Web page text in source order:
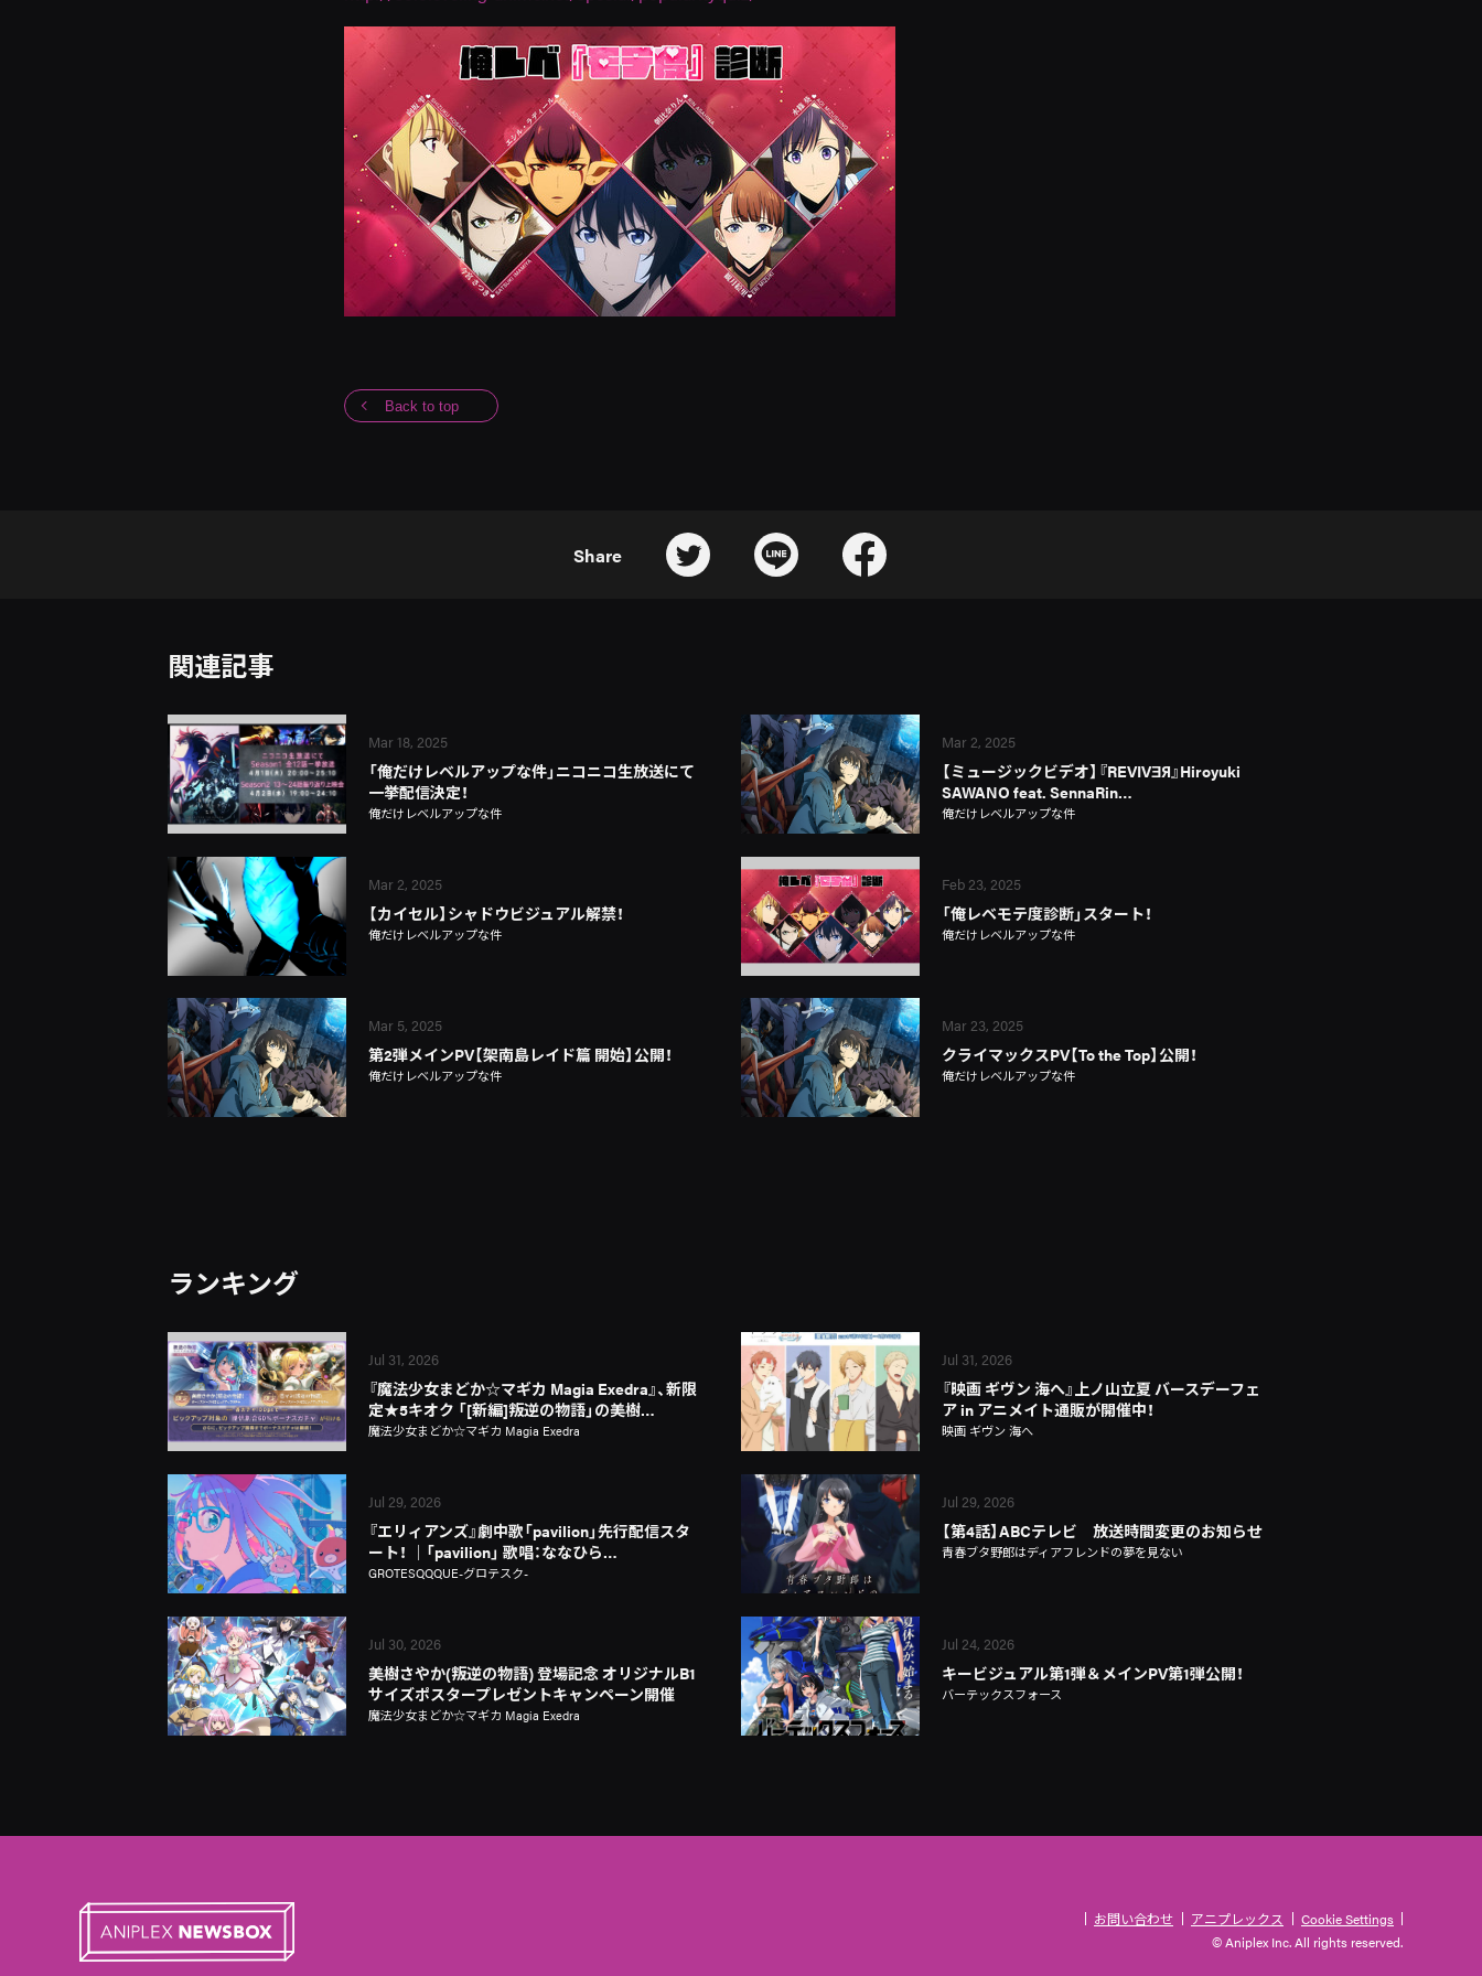
Back to top
Share
関連記事
Mar 18, 2025
「俺だけレベルアップな件」ニコニコ生放送にて
一挙配信決定！
俺だけレベルアップな件
Mar 2, 2025
【ミュージックビデオ】『REVIVƎЯ』Hiroyuki
SAWANO feat. SennaRin…
俺だけレベルアップな件
Mar 2, 2025
【カイセル】シャドウビジュアル解禁！
俺だけレベルアップな件
Feb 23, 2025
「俺レベモテ度診断」スタート！
俺だけレベルアップな件
Mar 5, 2025
第2弾メインPV【架南島レイド篇 開始】公開！
俺だけレベルアップな件
Mar 23, 2025
クライマックスPV【To the Top】公開！
俺だけレベルアップな件
ランキング
Jul 31, 2026
『魔法少女まどか☆マギカ Magia Exedra』、新限
定★5キオク 「[新編]叛逆の物語」の美樹…
魔法少女まどか☆マギカ Magia Exedra
Jul 31, 2026
『映画 ギヴン 海へ』上ノ山立夏 バースデーフェ
ア in アニメイト通販が開催中！
映画 ギヴン 海へ
Jul 29, 2026
『エリィアンズ』劇中歌「pavilion」先行配信スタ
ート！ │「pavilion」 歌唱：ななひら…
GROTESQQQUE-グロテスク-
Jul 29, 2026
【第4話】ABCテレビ 放送時間変更のお知らせ
青春ブタ野郎はディアフレンドの夢を見ない
Jul 30, 2026
美樹さやか(叛逆の物語) 登場記念 オリジナルB1
サイズポスタープレゼントキャンペーン開催
魔法少女まどか☆マギカ Magia Exedra
Jul 24, 2026
キービジュアル第1弾＆メインPV第1弾公開！
バーテックスフォース
お問い合わせ アニプレックス
Cookie Settings
© Aniplex Inc. All rights reserved.